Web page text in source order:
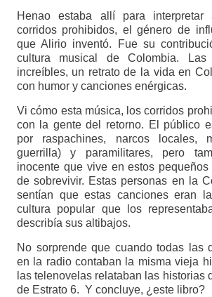
Henao estaba allí para interpretar
corridos prohibidos, el género de
que Alirio inventó. Fue su
cultura musical de Colombia. Las
increíbles, un retrato de la vida en
con humor y canciones enérgicas.
Vi cómo esta música, los corridos
con la gente del retorno. El público
por raspachines, narcos locales,
guerrilla) y paramilitares, pero
inocente que vive en estos
de sobrevivir. Estas personas en la
sentían que estas canciones eran
cultura popular que los
describía sus altibajos.
No sorprende que cuando todas las
en la radio contaban la misma vieja
las telenovelas relataban las historias
de Estrato 6. Y concluye, ¿este libro?